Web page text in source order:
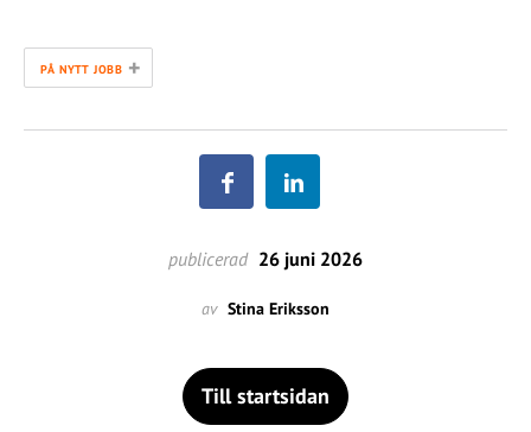
PÅ NYTT JOBB +
publicerad 26 juni 2026
av Stina Eriksson
Till startsidan